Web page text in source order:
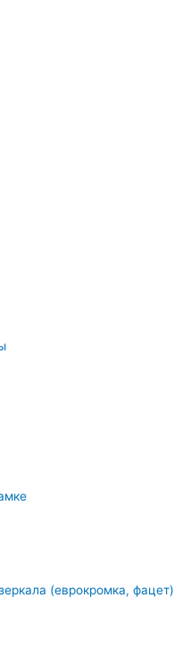
(еврокромка, фацет)